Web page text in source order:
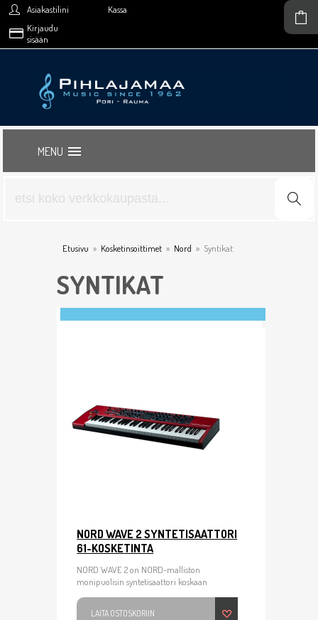
Asiakastilini
Kassa
Kirjaudu
sisään
MENU
Etusivu » Kosketinsoittimet » Nord » Syntikat
SYNTIKAT
NORD WAVE 2 SYNTETISAATTORI
61-KOSKETINTA
NORD WAVE 2 on NORD-malliston
monipuolisin syntetisaattori koskaan
LAITA OSTOSKORIIN